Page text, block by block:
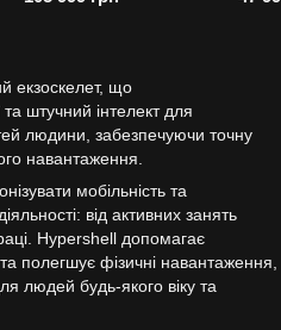
екзоскелет, що
та штучний інтелект для
людини, забезпечуючи точну
навантаження.
мобільність та
від активних занять
Hypershell допомагає
полегшує фізичні навантаження,
людей будь-якого віку та